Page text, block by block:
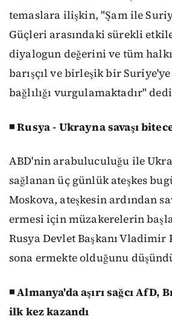
temaslara ilişkin, "Şam ile
Güçleri arasındaki sürekli
diyalogun değerini ve tüm
barışçıl ve birleşik bir
bağlılığı vurgulamaktadır"
◾ Rusya - Ukrayna savaşı
ABD'nin arabuluculuğu ile
sağlanan üç günlük ateşkes
Moskova, ateşkesin ardından
ermesi için müzakerelerin
Rusya Devlet Başkanı Vladimir
sona ermekte olduğunu
◾ Almanya'da aşırı sağcı AfD,
ilk kez kazandı